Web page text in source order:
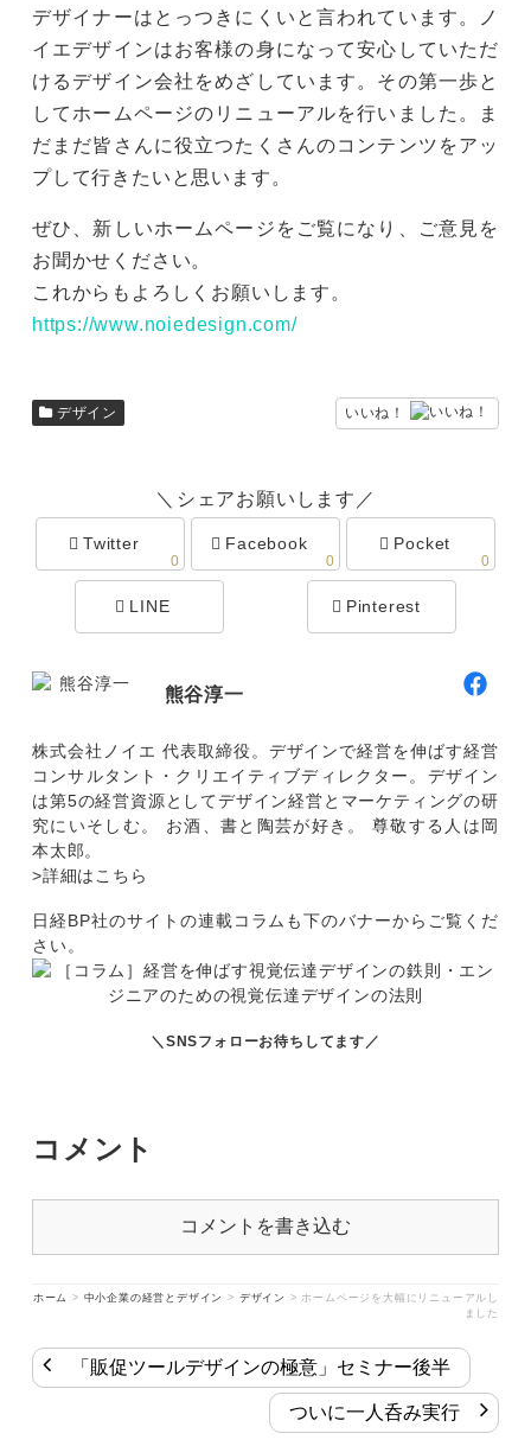
デザイナーはとっつきにくいと言われています。ノ
イエデザインはお客様の身になって安心していただ
けるデザイン会社をめざしています。その第一歩と
してホームページのリニューアルを行いました。ま
だまだ皆さんに役立つたくさんのコンテンツをアッ
プして行きたいと思います。
ぜひ、新しいホームページをご覧になり、ご意見を
お聞かせください。
これからもよろしくお願いします。
https://www.noiedesign.com/
いいね！
デザイン
＼シェアお願いします／
Twitter
0
Facebook
0
Pocket
0
LINE Pinterest
熊谷淳一
株式会社ノイエ 代表取締役。デザインで経営を伸ばす経営
コンサルタント・クリエイティブディレクター。デザイン
は第5の経営資源としてデザイン経営とマーケティングの研
究にいそしむ。 お酒、書と陶芸が好き。 尊敬する人は岡
本太郎。
>詳細はこちら
日経BP社のサイトの連載コラムも下のバナーからご覧くだ
さい。
＼SNSフォローお待ちしてます／
コメント
コメントを書き込む
ホーム > 中小企業の経営とデザイン > デザイン >ホームページを大幅にリニューアルし
ました
「販促ツールデザインの極意」セミナー後半
ついに一人呑み実行